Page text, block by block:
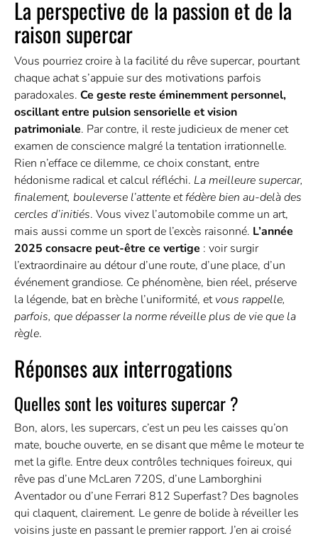
La perspective de la passion et de la
raison supercar
Vous pourriez croire à la facilité du rêve supercar, pourtant
chaque achat s’appuie sur des motivations parfois
paradoxales. Ce geste reste éminemment personnel,
oscillant entre pulsion sensorielle et vision
patrimoniale. Par contre, il reste judicieux de mener cet
examen de conscience malgré la tentation irrationnelle.
Rien n’efface ce dilemme, ce choix constant, entre
hédonisme radical et calcul réfléchi. La meilleure supercar,
finalement, bouleverse l’attente et fédère bien au-delà des
cercles d’initiés. Vous vivez l’automobile comme un art,
mais aussi comme un sport de l’excès raisonné. L’année
2025 consacre peut-être ce vertige : voir surgir
l’extraordinaire au détour d’une route, d’une place, d’un
événement grandiose. Ce phénomène, bien réel, préserve
la légende, bat en brèche l’uniformité, etvous rappelle,
parfois, que dépasser la norme réveille plus de vie que la
règle.
Réponses aux interrogations
Quelles sont les voitures supercar ?
Bon, alors, les supercars, c’est un peu les caisses qu’on
mate, bouche ouverte, en se disant que même le moteur te
met la gifle. Entre deux contrôles techniques foireux, qui
rêve pas d’une McLaren 720S, d’une Lamborghini
Aventador ou d’une Ferrari 812 Superfast ? Des bagnoles
qui claquent, clairement. Le genre de bolide à réveiller les
voisins juste en passant le premier rapport. J’en ai croisé